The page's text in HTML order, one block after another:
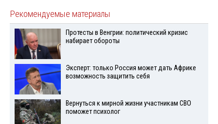
Рекомендуемые материалы
Протесты в Венгрии: политический кризис
набирает обороты
Эксперт: только Россия может дать Африке
возможность защитить себя
Вернуться к мирной жизни участникам СВО
поможет психолог